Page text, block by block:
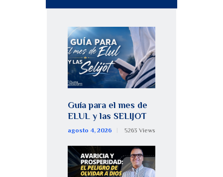
Guía para el mes de
ELUL y las SELIJOT
agosto 4, 2026 5263 Views